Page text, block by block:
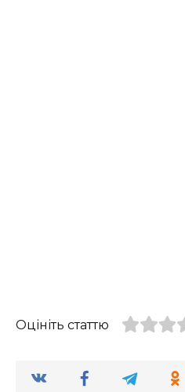
Оцініть статтю